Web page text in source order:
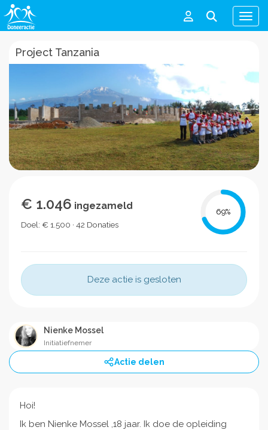
Menu
Project Tanzania
€ 1.046 ingezameld
Doel: € 1.500 · 42 Donaties
69%
Deze actie is gesloten
Nienke Mossel
Initiatiefnemer
Actie delen
Hoi!
Ik ben Nienke Mossel ,18 jaar. Ik doe de opleiding